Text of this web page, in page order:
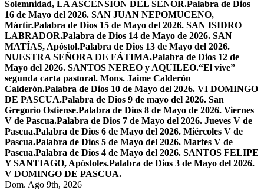
Solemnidad, LA ASCENSIÓN DEL SEÑOR.Palabra de Dios
16 de Mayo del 2026. SAN JUAN NEPOMUCENO,
Mártir.Palabra de Dios 15 de Mayo del 2026. SAN ISIDRO
LABRADOR.Palabra de Dios 14 de Mayo de 2026. SAN
MATÍAS, Apóstol.Palabra de Dios 13 de Mayo del 2026.
NUESTRA SEÑORA DE FÁTIMA.Palabra de Dios 12 de
Mayo del 2026. SANTOS NEREO y AQUILEO.“El vive”
segunda carta pastoral. Mons. Jaime Calderón
Calderón.Palabra de Dios 10 de Mayo del 2026. VI DOMINGO
DE PASCUA.Palabra de Dios 9 de mayo del 2026. San
Gregorio Ostiense.Palabra de Dios 8 de Mayo de 2026. Viernes
V de Pascua.Palabra de Dios 7 de Mayo del 2026. Jueves V de
Pascua.Palabra de Dios 6 de Mayo del 2026. Miércoles V de
Pascua.Palabra de Dios 5 de Mayo del 2026. Martes V de
Pascua.Palabra de Dios 4 de Mayo del 2026. SANTOS FELIPE
Y SANTIAGO, Apóstoles.Palabra de Dios 3 de Mayo del 2026.
V DOMINGO DE PASCUA.
Dom. Ago 9th, 2026